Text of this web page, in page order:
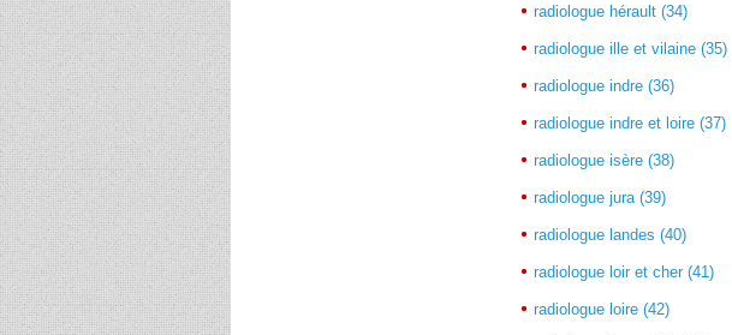
radiologue hérault (34)
radiologue ille et vilaine (35)
radiologue indre (36)
radiologue indre et loire (37)
radiologue isère (38)
radiologue jura (39)
radiologue landes (40)
radiologue loir et cher (41)
radiologue loire (42)